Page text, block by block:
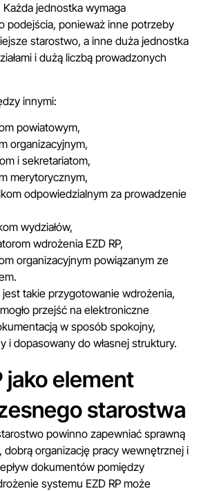
Każda jednostka wymaga
podejścia, ponieważ inne potrzeby
starostwo, a inne duża jednostka
i dużą liczbą prowadzonych
innymi:
powiatowym,
organizacyjnym,
i sekretariatom,
merytorycznym,
odpowiedzialnym za prowadzenie
wydziałów,
wdrożenia EZD RP,
organizacyjnym powiązanym ze
takie przygotowanie wdrożenia,
przejść na elektroniczne
w sposób spokojny,
i dopasowany do własnej struktury.
jako element
starostwa
powinno zapewniać sprawną
dobrą organizację pracy wewnętrznej i
dokumentów pomiędzy
systemu EZD RP może